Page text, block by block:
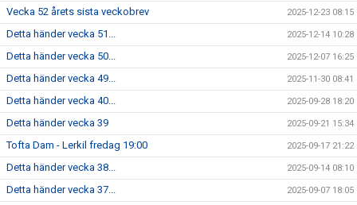
Vecka 52 årets sista veckobrev 2025-12-23 08:15
Detta händer vecka 51... 2025-12-14 10:28
Detta händer vecka 50... 2025-12-07 16:25
Detta händer vecka 49... 2025-11-30 08:41
Detta händer vecka 40... 2025-09-28 18:20
Detta händer vecka 39 2025-09-21 15:34
Tofta Dam - Lerkil fredag 19:00 2025-09-17 21:22
Detta händer vecka 38... 2025-09-14 08:10
Detta händer vecka 37... 2025-09-07 18:05